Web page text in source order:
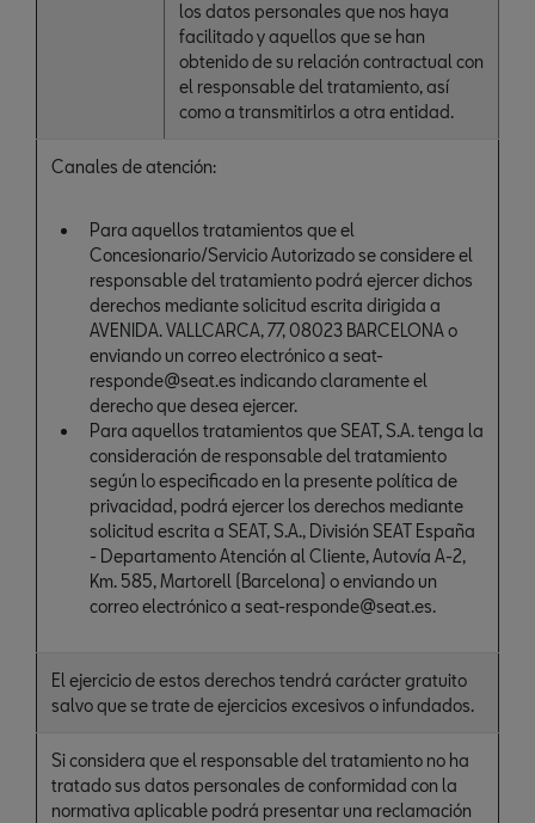
los datos personales que nos haya
facilitado y aquellos que se han
obtenido de su relación contractual con
el responsable del tratamiento, así
como a transmitirlos a otra entidad.
Canales de atención:
Para aquellos tratamientos que el
Concesionario/Servicio Autorizado se considere el
responsable del tratamiento podrá ejercer dichos
derechos mediante solicitud escrita dirigida a
AVENIDA. VALLCARCA, 77, 08023 BARCELONA o
enviando un correo electrónico a seat-
responde@seat.es indicando claramente el
derecho que desea ejercer.
Para aquellos tratamientos que SEAT, S.A. tenga la
consideración de responsable del tratamiento
según lo especificado en la presente política de
privacidad, podrá ejercer los derechos mediante
solicitud escrita a SEAT, S.A., División SEAT España
- Departamento Atención al Cliente, Autovía A-2,
Km. 585, Martorell (Barcelona) o enviando un
correo electrónico a seat-responde@seat.es.
El ejercicio de estos derechos tendrá carácter gratuito
salvo que se trate de ejercicios excesivos o infundados.
Si considera que el responsable del tratamiento no ha
tratado sus datos personales de conformidad con la
normativa aplicable podrá presentar una reclamación